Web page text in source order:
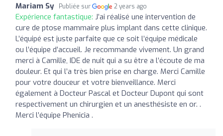
Mariam Sy Publiée sur 2 years ago
Expérience fantastique: J’ai réalisé une intervention de
cure de ptose mammaire plus implant dans cette clinique.
L’équipé est juste parfaite que ce soit l’équipe médicale
ou l’équipe d’accueil. Je recommande vivement. Un grand
merci à Camille, IDE de nuit qui a su être a l’écoute de ma
douleur. Et qui l’a très bien prise en charge. Merci Camille
pour votre douceur et votre bienveillance. Merci
également à Docteur Pascal et Docteur Dupont qui sont
respectivement un chirurgien et un anesthésiste en or. .
Merci l’équipe Phenicia .